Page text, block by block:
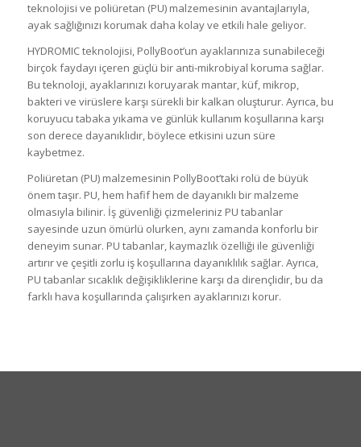
teknolojisi ve poliüretan (PU) malzemesinin avantajlarıyla,
ayak sağlığınızı korumak daha kolay ve etkili hale geliyor.
HYDROMIC teknolojisi, PollyBoot’un ayaklarınıza sunabileceği
birçok faydayı içeren güçlü bir anti-mikrobiyal koruma sağlar.
Bu teknoloji, ayaklarınızı koruyarak mantar, küf, mikrop,
bakteri ve virüslere karşı sürekli bir kalkan oluşturur. Ayrıca, bu
koruyucu tabaka yıkama ve günlük kullanım koşullarına karşı
son derece dayanıklıdır, böylece etkisini uzun süre
kaybetmez.
Poliüretan (PU) malzemesinin PollyBoot’taki rolü de büyük
önem taşır. PU, hem hafif hem de dayanıklı bir malzeme
olmasıyla bilinir. İş güvenliği çizmeleriniz PU tabanlar
sayesinde uzun ömürlü olurken, aynı zamanda konforlu bir
deneyim sunar. PU tabanlar, kaymazlık özelliği ile güvenliği
artırır ve çeşitli zorlu iş koşullarına dayanıklılık sağlar. Ayrıca,
PU tabanlar sıcaklık değişikliklerine karşı da dirençlidir, bu da
farklı hava koşullarında çalışırken ayaklarınızı korur.